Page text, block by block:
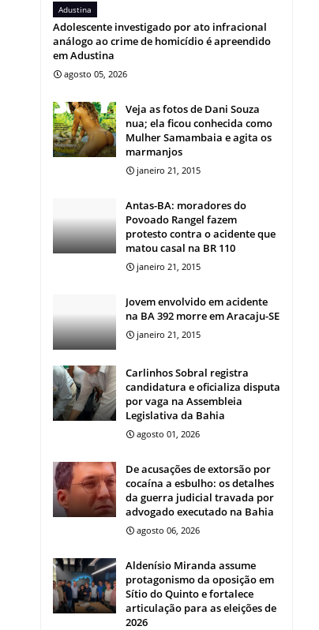
Adustina
Adolescente investigado por ato infracional
análogo ao crime de homicídio é apreendido
em Adustina
agosto 05, 2026
Veja as fotos de Dani Souza
nua; ela ficou conhecida como
Mulher Samambaia e agita os
marmanjos
janeiro 21, 2015
Antas-BA: moradores do
Povoado Rangel fazem
protesto contra o acidente que
matou casal na BR 110
janeiro 21, 2015
Jovem envolvido em acidente
na BA 392 morre em Aracaju-SE
janeiro 21, 2015
Carlinhos Sobral registra
candidatura e oficializa disputa
por vaga na Assembleia
Legislativa da Bahia
agosto 01, 2026
De acusações de extorsão por
cocaína a esbulho: os detalhes
da guerra judicial travada por
advogado executado na Bahia
agosto 06, 2026
Aldenísio Miranda assume
protagonismo da oposição em
Sítio do Quinto e fortalece
articulação para as eleições de
2026